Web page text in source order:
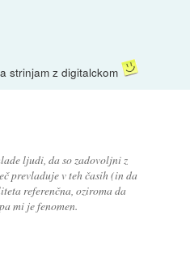
strinjam z digitalckom
ljudi, da so zadovoljni z
prevladuje v teh časih (in da
referenčna, oziroma da
mi je fenomen.